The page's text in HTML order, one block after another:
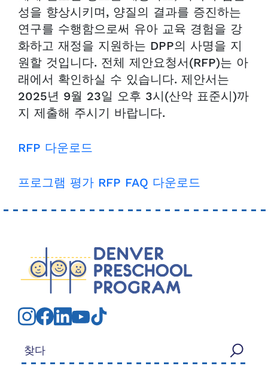
성을 향상시키며, 양질의 결과를 증진하는
연구를 수행함으로써 유아 교육 경험을 강
화하고 재정을 지원하는 DPP의 사명을 지
원할 것입니다. 전체 제안요청서(RFP)는 아
래에서 확인하실 수 있습니다. 제안서는
2025년 9월 23일 오후 3시(산악 표준시)까
지 제출해 주시기 바랍니다.
RFP 다운로드
프로그램 평가 RFP FAQ 다운로드
검색: